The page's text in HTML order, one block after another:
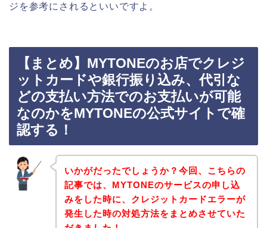
ジを参考にされるといいですよ。
【まとめ】MYTONEのお店でクレジ
ットカードや銀行振り込み、代引な
どの支払い方法でのお支払いが可能
なのかをMYTONEの公式サイトで確
認する！
いかがだったでしょうか？今回、こちらの
記事では、MYTONEのサービスの申し込
みをした時に、クレジットカードエラーが
発生した時の対処方法をまとめさせていた